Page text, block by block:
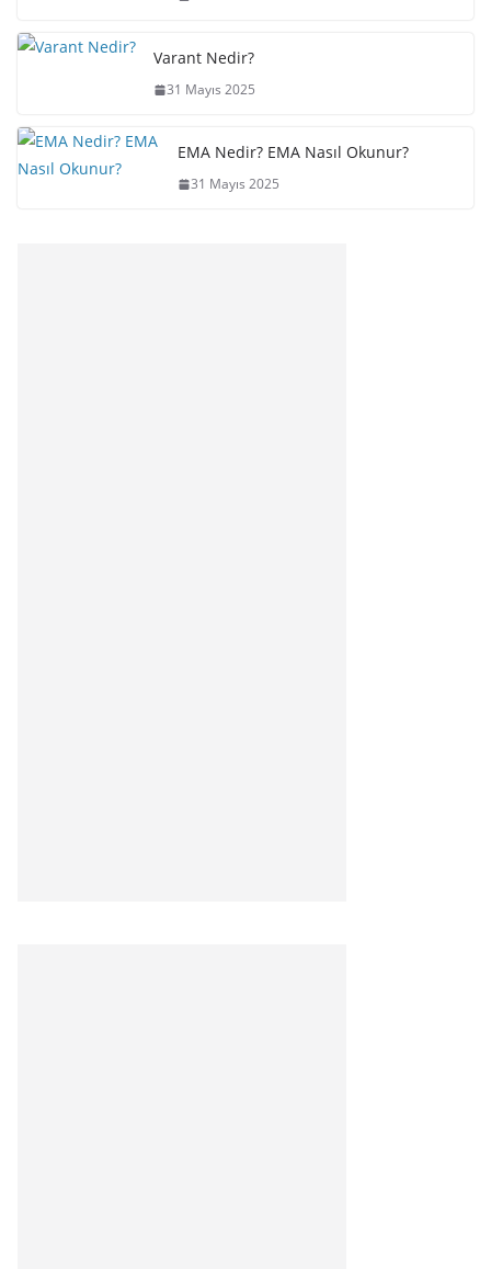
Varant Nedir?
31 Mayıs 2025
EMA Nedir? EMA Nasıl Okunur?
31 Mayıs 2025